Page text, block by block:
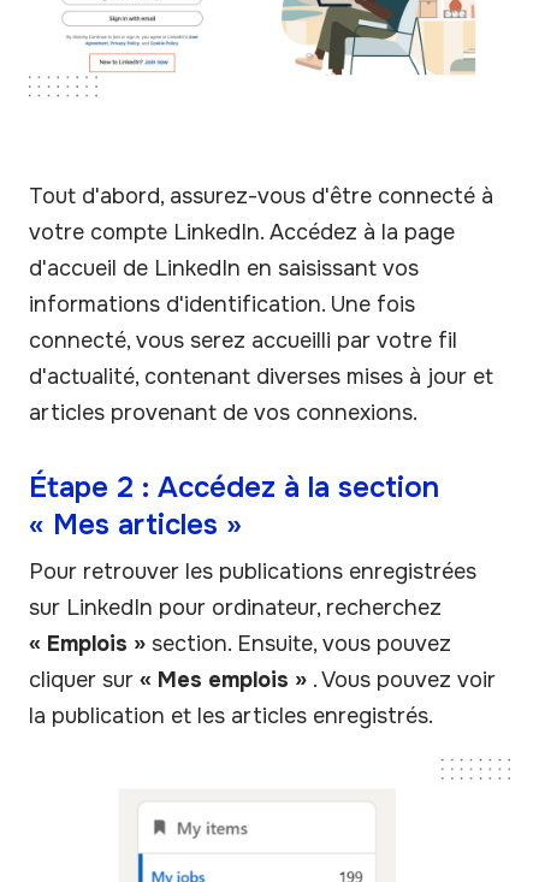
Tout d'abord, assurez-vous d'être connecté à
votre compte LinkedIn. Accédez à la page
d'accueil de LinkedIn en saisissant vos
informations d'identification. Une fois
connecté, vous serez accueilli par votre fil
d'actualité, contenant diverses mises à jour et
articles provenant de vos connexions.
Étape 2 : Accédez à la section
« Mes articles »
Pour retrouver les publications enregistrées
sur LinkedIn pour ordinateur, recherchez
« Emplois » section. Ensuite, vous pouvez
cliquer sur « Mes emplois » . Vous pouvez voir
la publication et les articles enregistrés.